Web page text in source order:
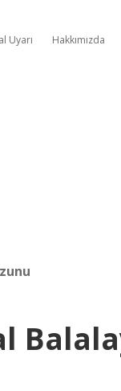
Uyarı Hakkımızda